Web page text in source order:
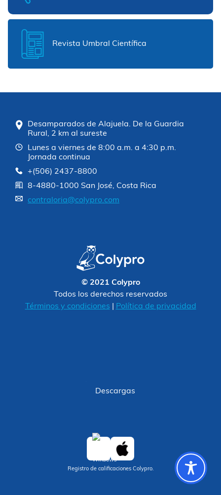
Revista Umbral Científica
Desamparados de Alajuela. De la Guardia
Rural, 2 km al sureste
Lunes a viernes de 8:00 a.m. a 4:30 p.m.
Jornada continua
+(506) 2437-8800
8-4880-1000 San José, Costa Rica
contraloria@colypro.com
© 2021 Colypro
Todos los derechos reservados
Términos y condiciones
Política de privacidad
Descargas
Registro de calificaciones Colypro.